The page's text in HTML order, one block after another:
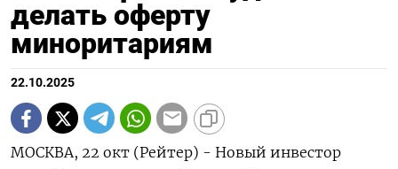
делать оферту
миноритариям
22.10.2025
МОСКВА, 22 окт (Рейтер) - Новый инвестор